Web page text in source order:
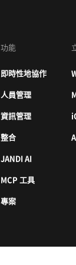
功能
即時性地協作
人員管理
資訊管理
整合
JANDI AI
MCP 工具
專案